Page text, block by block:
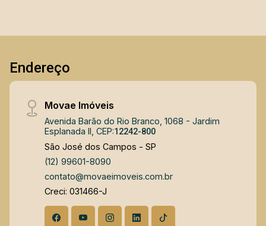
Endereço
Movae Imóveis
Avenida Barão do Rio Branco, 1068 - Jardim
Esplanada II, CEP:12242-800
São José dos Campos - SP
(12) 99601-8090
contato@movaeimoveis.com.br
Creci: 031466-J